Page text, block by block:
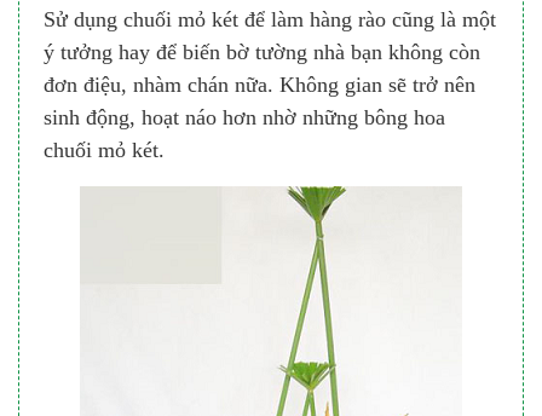
Sử dụng chuối mỏ két để làm hàng rào cũng là một
ý tưởng hay để biến bờ tường nhà bạn không còn
đơn điệu, nhàm chán nữa. Không gian sẽ trở nên
sinh động, hoạt náo hơn nhờ những bông hoa
chuối mỏ két.